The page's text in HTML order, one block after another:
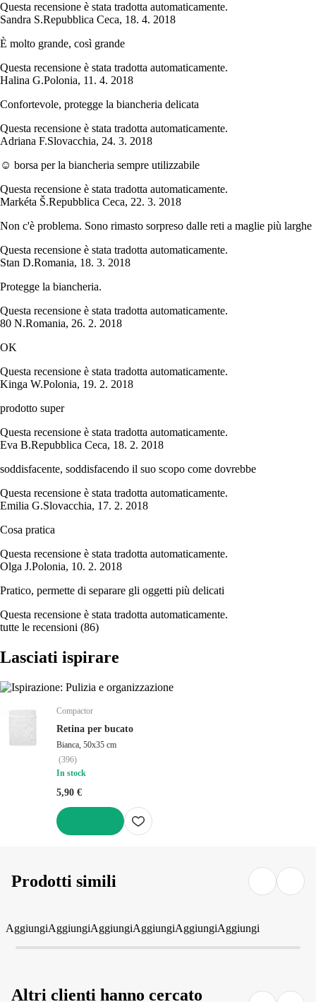
Questa recensione è stata tradotta automaticamente.
Sandra S.Repubblica Ceca, 18. 4. 2018
È molto grande, così grande
Questa recensione è stata tradotta automaticamente.
Halina G.Polonia, 11. 4. 2018
Confortevole, protegge la biancheria delicata
Questa recensione è stata tradotta automaticamente.
Adriana F.Slovacchia, 24. 3. 2018
☺ borsa per la biancheria sempre utilizzabile
Questa recensione è stata tradotta automaticamente.
Markéta Š.Repubblica Ceca, 22. 3. 2018
Non c'è problema. Sono rimasto sorpreso dalle reti a maglie più larghe
Questa recensione è stata tradotta automaticamente.
Stan D.Romania, 18. 3. 2018
Protegge la biancheria.
Questa recensione è stata tradotta automaticamente.
80 N.Romania, 26. 2. 2018
OK
Questa recensione è stata tradotta automaticamente.
Kinga W.Polonia, 19. 2. 2018
prodotto super
Questa recensione è stata tradotta automaticamente.
Eva B.Repubblica Ceca, 18. 2. 2018
soddisfacente, soddisfacendo il suo scopo come dovrebbe
Questa recensione è stata tradotta automaticamente.
Emilia G.Slovacchia, 17. 2. 2018
Cosa pratica
Questa recensione è stata tradotta automaticamente.
Olga J.Polonia, 10. 2. 2018
Pratico, permette di separare gli oggetti più delicati
Questa recensione è stata tradotta automaticamente.
tutte le recensioni (86)
Lasciati ispirare
Compactor
Retina per bucato
Bianca, 50x35 cm
(396)
In stock
5,90 €
Prodotti simili
AggiungiAggiungiAggiungiAggiungiAggiungiAggiungi
Altri clienti hanno cercato